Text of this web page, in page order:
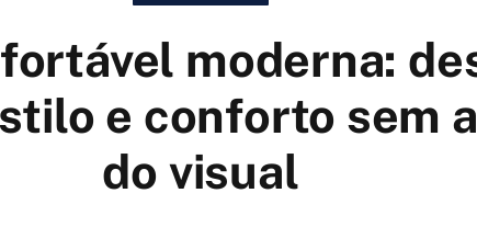
moderna:
e conforto sem
do visual